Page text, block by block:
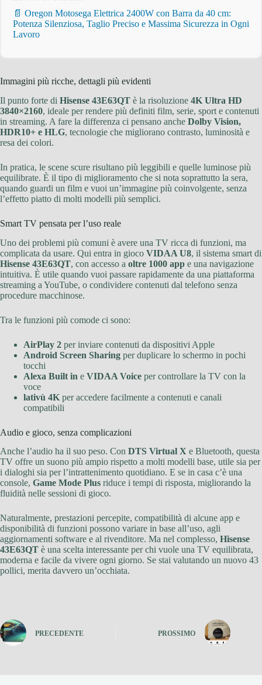
📄 Oregon Motosega Elettrica 2400W con Barra da 40 cm:
Potenza Silenziosa, Taglio Preciso e Massima Sicurezza in Ogni
Lavoro
Immagini più ricche, dettagli più evidenti
Il punto forte di Hisense 43E63QT è la risoluzione 4K Ultra HD
3840×2160, ideale per rendere più definiti film, serie, sport e contenuti
in streaming. A fare la differenza ci pensano anche Dolby Vision,
HDR10+ e HLG, tecnologie che migliorano contrasto, luminosità e
resa dei colori.
In pratica, le scene scure risultano più leggibili e quelle luminose più
equilibrate. È il tipo di miglioramento che si nota soprattutto la sera,
quando guardi un film e vuoi un’immagine più coinvolgente, senza
l’effetto piatto di molti modelli più semplici.
Smart TV pensata per l’uso reale
Uno dei problemi più comuni è avere una TV ricca di funzioni, ma
complicata da usare. Qui entra in gioco VIDAA U8, il sistema smart di
Hisense 43E63QT, con accesso a oltre 1000 app e una navigazione
intuitiva. È utile quando vuoi passare rapidamente da una piattaforma
streaming a YouTube, o condividere contenuti dal telefono senza
procedure macchinose.
Tra le funzioni più comode ci sono:
AirPlay 2 per inviare contenuti da dispositivi Apple
Android Screen Sharing per duplicare lo schermo in pochi
tocchi
Alexa Built in e VIDAA Voice per controllare la TV con la
voce
lativù 4K per accedere facilmente a contenuti e canali
compatibili
Audio e gioco, senza complicazioni
Anche l’audio ha il suo peso. Con DTS Virtual X e Bluetooth, questa
TV offre un suono più ampio rispetto a molti modelli base, utile sia per
i dialoghi sia per l’intrattenimento quotidiano. E se in casa c’è una
console, Game Mode Plus riduce i tempi di risposta, migliorando la
fluidità nelle sessioni di gioco.
Naturalmente, prestazioni percepite, compatibilità di alcune app e
disponibilità di funzioni possono variare in base all’uso, agli
aggiornamenti software e al rivenditore. Ma nel complesso, Hisense
43E63QT è una scelta interessante per chi vuole una TV equilibrata,
moderna e facile da vivere ogni giorno. Se stai valutando un nuovo 43
pollici, merita davvero un’occhiata.
PRECEDENTE PROSSIMO